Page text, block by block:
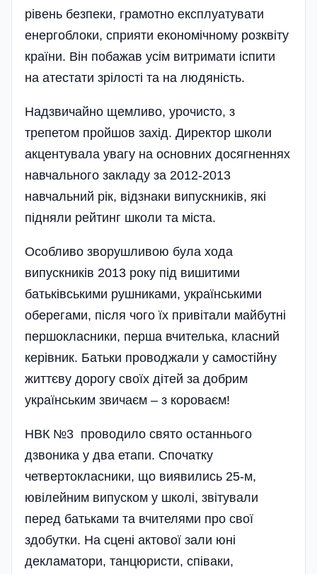
рівень безпеки, грамотно експлуатувати
енергоблоки, сприяти економічному розквіту
країни. Він побажав усім витримати іспити
на атестати зрілості та на людяність.
Надзвичайно щемливо, урочисто, з
трепетом пройшов захід. Директор школи
акцентувала увагу на основних досягненнях
навчального закладу за 2012-2013
навчальний рік, відзнаки випускників, які
підняли рейтинг школи та міста.
Особливо зворушливою була хода
випускників 2013 року під вишитими
батьківськими рушниками, українськими
оберегами, після чого їх привітали майбутні
першокласники, перша вчителька, класний
керівник. Батьки проводжали у самостійну
життєву дорогу своїх дітей за добрим
українським звичаєм – з короваєм!
НВК №3 проводило свято останнього
дзвоника у два етапи. Спочатку
четвертокласники, що виявились 25-м,
ювілейним випуском у школі, звітували
перед батьками та вчителями про свої
здобутки. На сцені актової зали юні
декламатори, танцюристи, співаки,